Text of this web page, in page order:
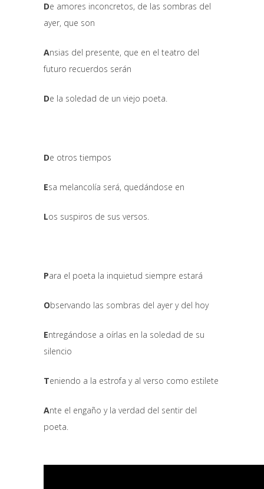
De amores inconcretos, de las sombras del
ayer, que son
Ansias del presente, que en el teatro del
futuro recuerdos serán
De la soledad de un viejo poeta.
De otros tiempos
Esa melancolía será, quedándose en
Los suspiros de sus versos.
Para el poeta la inquietud siempre estará
Observando las sombras del ayer y del hoy
Entregándose a oírlas en la soledad de su
silencio
Teniendo a la estrofa y al verso como estilete
Ante el engaño y la verdad del sentir del
poeta.